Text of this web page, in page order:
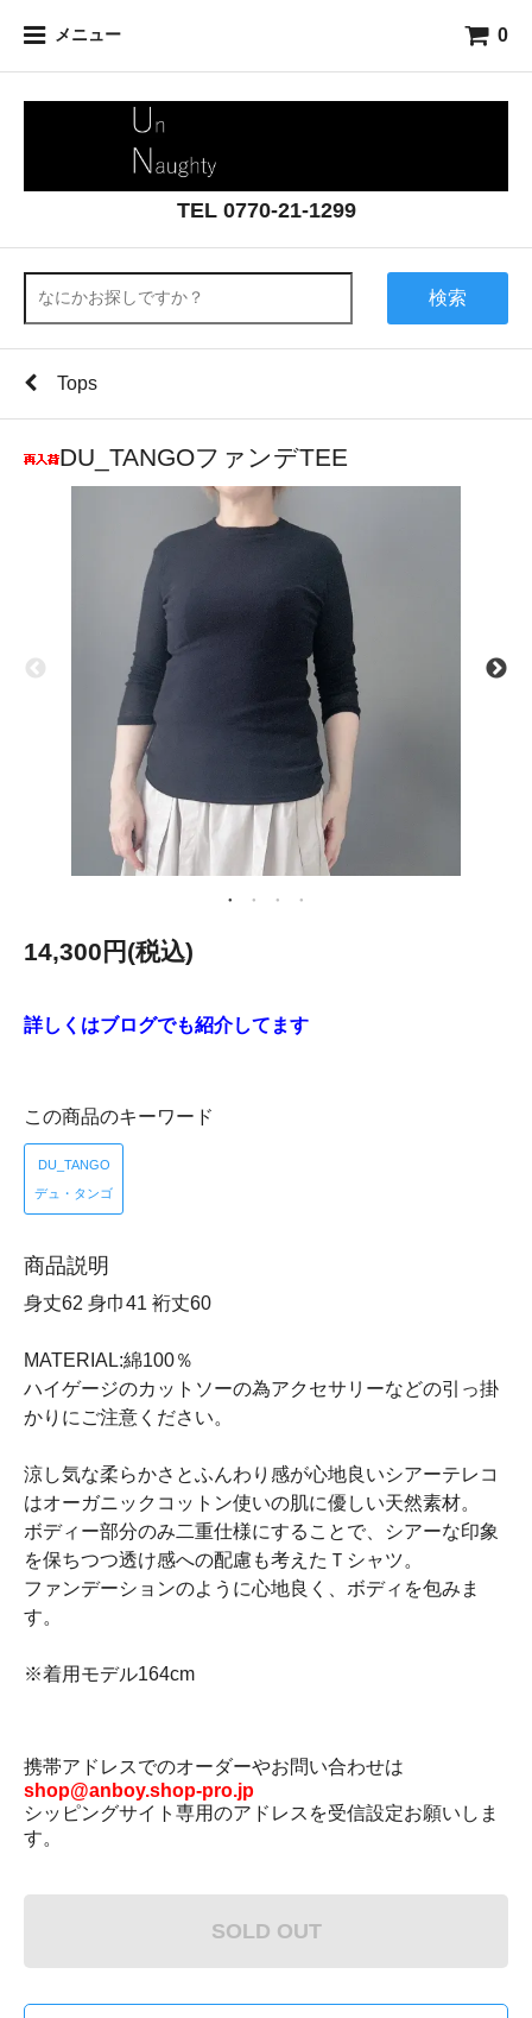
メニュー 0
TEL 0770-21-1299
検索
Tops
DU_TANGOファンデTEE
14,300円(税込)
詳しくはブログでも紹介してます
この商品のキーワード
DU_TANGO
デュ・タンゴ
商品説明
身丈62 身巾41 裄丈60
MATERIAL:綿100％
ハイゲージのカットソーの為アクセサリーなどの引っ掛
かりにご注意ください。
涼し気な柔らかさとふんわり感が心地良いシアーテレコ
はオーガニックコットン使いの肌に優しい天然素材。
ボディー部分のみ二重仕様にすることで、シアーな印象
を保ちつつ透け感への配慮も考えたＴシャツ。
ファンデーションのように心地良く、ボディを包みま
す。
※着用モデル164cm
携帯アドレスでのオーダーやお問い合わせは
shop@anboy.shop-pro.jp
シッピングサイト専用のアドレスを受信設定お願いしま
す。
SOLD OUT